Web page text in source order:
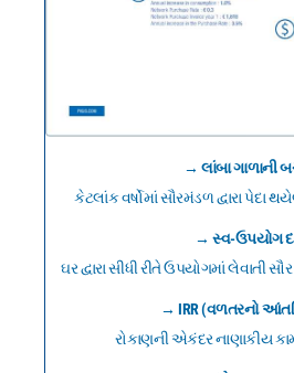
→ લાંબા ગાળાની
કેટલાંક વર્ષોમાં સૌરમંડળ દ્વારા પેદા
→ સ્વ-ઉપયોગ
ઘર દ્વારા સીધી રીતે ઉપયોગમાં લેવાતી
→ IRR (વળતરનો
રોકાણની એકંદર નાણાકીય